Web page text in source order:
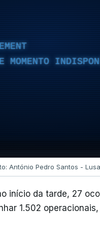
MOMENTO
António Pedro Santos - Lusa
início da tarde, 27
1.502